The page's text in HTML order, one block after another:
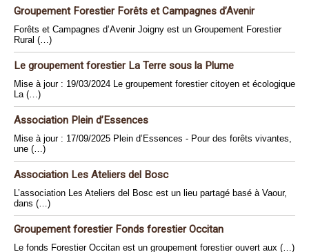
Groupement Forestier Forêts et Campagnes d’Avenir
Forêts et Campagnes d’Avenir Joigny est un Groupement Forestier
Rural (…)
Le groupement forestier La Terre sous la Plume
Mise à jour : 19/03/2024 Le groupement forestier citoyen et écologique
La (…)
Association Plein d’Essences
Mise à jour : 17/09/2025 Plein d’Essences - Pour des forêts vivantes,
une (…)
Association Les Ateliers del Bosc
L’association Les Ateliers del Bosc est un lieu partagé basé à Vaour,
dans (…)
Groupement forestier Fonds forestier Occitan
Le fonds Forestier Occitan est un groupement forestier ouvert aux (…)